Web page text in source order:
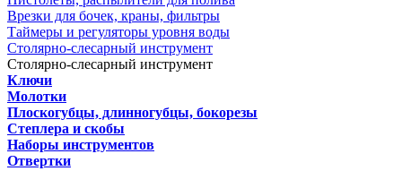
Врезки для бочек, краны, фильтры
Таймеры и регуляторы уровня воды
Столярно-слесарный инструмент
Столярно-слесарный инструмент
Ключи
Молотки
Плоскогубцы, длинногубцы, бокорезы
Степлера и скобы
Наборы инструментов
Отвертки